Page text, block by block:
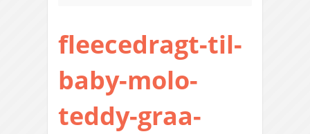
fleecedragt-til-
baby-molo-
teddy-graa-